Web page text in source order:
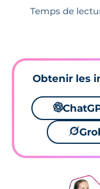
Temps de
Obtenir les
🌌
🪐